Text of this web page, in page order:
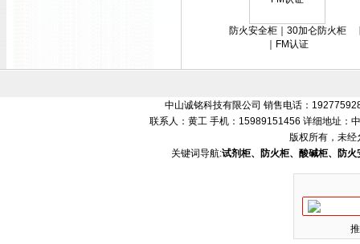
防火安全柜｜30加仑防火柜
｜FM认证
中山诚铭科技有限公司 销售电话：
联系人：黄工 手机：15989151456 详细地址：
版权所有，未经
关键词导航:试剂柜、防火柜、酸碱柜、防